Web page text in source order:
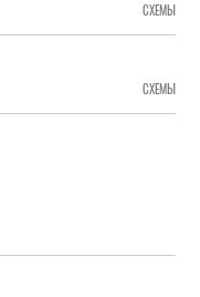
СХЕМЫ
СХЕМЫ